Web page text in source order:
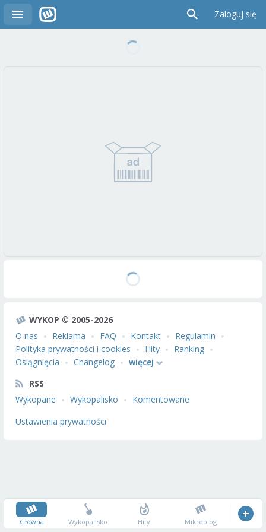
Zaloguj się
WYKOP © 2005-2026
O nas
Reklama FAQ Kontakt
Regulamin
Polityka prywatności i cookies
Hity
Ranking
Osiągnięcia
Changelog
więcej
RSS
Wykopane
Wykopalisko
Komentowane
Ustawienia prywatności
Główna Wykopalisko Hity Mikroblog